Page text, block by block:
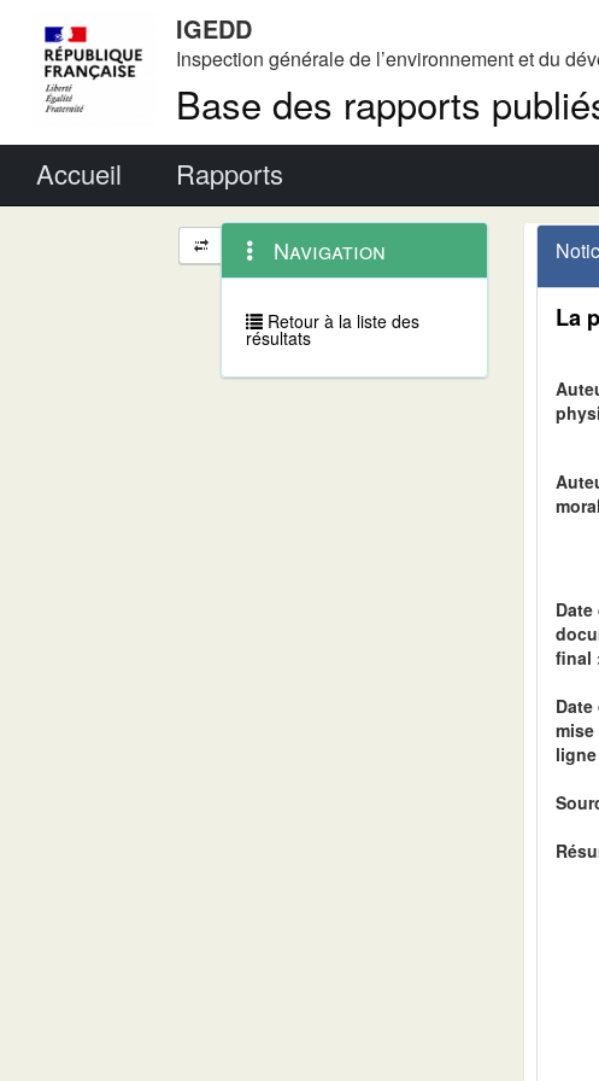
IGEDD
Inspection générale de l’environnement et du
Base des rapports
Accueil Rapports
Navigation
et
outils
annexes
contextuel
Navigation
Retour à la liste des
résultats
La
Date
final
Date
mise